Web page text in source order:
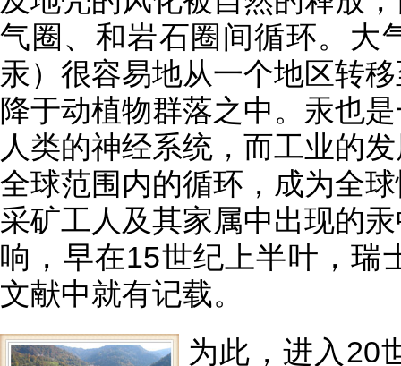
气圈、和岩石圈间循环。大
汞）很容易地从一个地区转
降于动植物群落之中。汞也
人类的神经系统，而工业的
全球范围内的循环，成为全
采矿工人及其家属中出现的
响，早在15世纪上半叶，瑞
文献中就有记载。
为此，进入20